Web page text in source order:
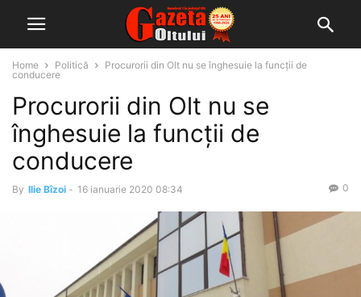
Home Politică
Procurorii din Olt nu se înghesuie la funcții de
conducere
Procurorii din Olt nu se
înghesuie la funcții de
conducere
By Ilie Bîzoi - 16 ianuarie 2020 08:34 0